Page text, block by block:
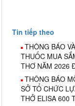
Tin tiếp theo
THÔNG BÁO
THUỐC MUA
THƠ NĂM 2026
THÔNG BÁO
SỞ TỔ CHỨC
THỞ ELISA 600